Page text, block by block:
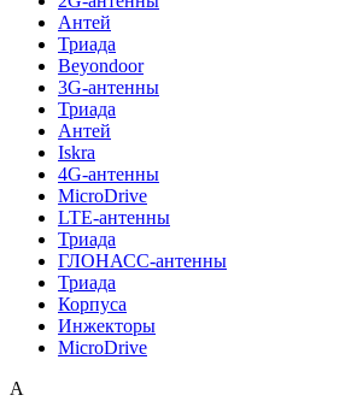
Антей
Триада
Beyondoor
3G-антенны
Триада
Антей
Iskra
4G-антенны
MicroDrive
LTE-антенны
Триада
ГЛОНАСС-антенны
Триада
Корпуса
Инжекторы
MicroDrive
A